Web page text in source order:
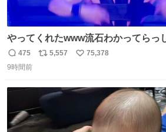
やってくれたwww流石わかってらっ
#西川貴教
返
信
475
リ
ト
数
5,557
い
数
75,378
9時間前